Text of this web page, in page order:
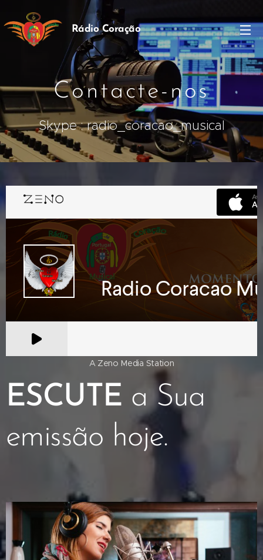
Rádio Coração
Músical
Contacte-nos
Skype : radio_coracao_musical
A Zeno Media Station
ESCUTE a Sua
emissão hoje.